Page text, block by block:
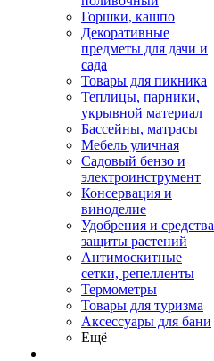
Горшки, кашпо
Декоративные
предметы для дачи и
сада
Товары для пикника
Теплицы, парники,
укрывной материал
Бассейны, матрасы
Мебель уличная
Садовый бензо и
электроинструмент
Консервация и
виноделие
Удобрения и средства
защиты растений
Антимоскитные
сетки, репелленты
Термометры
Товары для туризма
Аксессуары для бани
Ещё